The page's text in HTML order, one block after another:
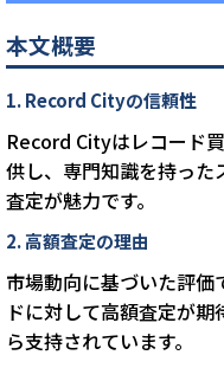
本文概要
1. Record Cityの信頼性
Record Cityはレコード
供し、専門知識を持った
査定が魅力です。
2. 高額査定の理由
市場動向に基づいた評価
ドに対して高額査定が
ら支持されています。